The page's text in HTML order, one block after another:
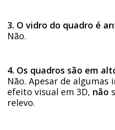
3. O vidro do quadro é
Não.
4. Os quadros são em
Não. Apesar de
efeito visual em 3D, não
relevo.